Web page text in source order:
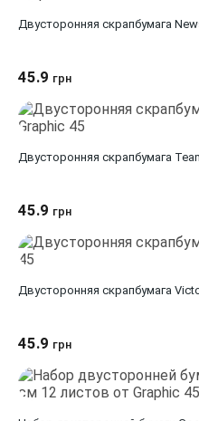
Двусторонняя скрапбумага
45.9 грн
Двусторонняя скрапбумага
45.9 грн
Двусторонняя скрапбумага
45.9 грн